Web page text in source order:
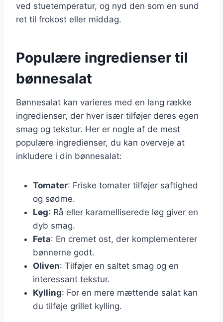
ved stuetemperatur, og nyd den som en sund
ret til frokost eller middag.
Populære ingredienser til
bønnesalat
Bønnesalat kan varieres med en lang række
ingredienser, der hver især tilføjer deres egen
smag og tekstur. Her er nogle af de mest
populære ingredienser, du kan overveje at
inkludere i din bønnesalat:
Tomater: Friske tomater tilføjer saftighed
og sødme.
Løg: Rå eller karamelliserede løg giver en
dyb smag.
Feta: En cremet ost, der komplementerer
bønnerne godt.
Oliven: Tilføjer en saltet smag og en
interessant tekstur.
Kylling: For en mere mættende salat kan
du tilføje grillet kylling.